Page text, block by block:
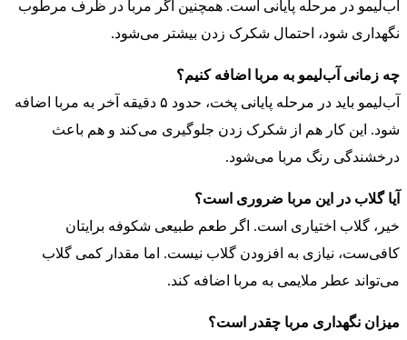
آب‌لیمو در مرحله پایانی است. همچنین اگر مربا در ظرف مرطوب
نگهداری شود، احتمال شکرک زدن بیشتر می‌شود.
چه زمانی آب‌لیمو به مربا اضافه کنیم؟
آب‌لیمو باید در مرحله پایانی پخت، حدود ۵ دقیقه آخر به مربا اضافه
شود. این کار هم از شکرک زدن جلوگیری می‌کند و هم باعث
درخشندگی رنگ مربا می‌شود.
آیا گلاب در این مربا ضروری است؟
خیر، گلاب اختیاری است. اگر طعم طبیعی شکوفه برایتان
کافی‌ست، نیازی به افزودن گلاب نیست. اما مقدار کمی گلاب
می‌تواند عطر ملایمی به مربا اضافه کند.
میزان نگهداری مربا چقدر است؟